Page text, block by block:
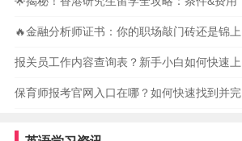
🔥金融分析师证书：你的职场敲门砖还是锦上
报关员工作内容查询表？新手小白如何快速上
保育师报考官网入口在哪？如何快速找到并完